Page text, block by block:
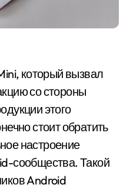
который вызвал
со стороны
этого
стоит обратить
настроение
сообщества. Такой
Android